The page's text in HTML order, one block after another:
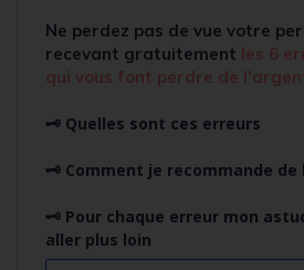
Ne perdez pas de vue votre
recevant gratuitement les 6
qui vous font perdre de
🗝️ Quelles sont ces erreurs
🗝️ Comment je recommande de
🗝️ Pour chaque erreur mon
aller plus loin